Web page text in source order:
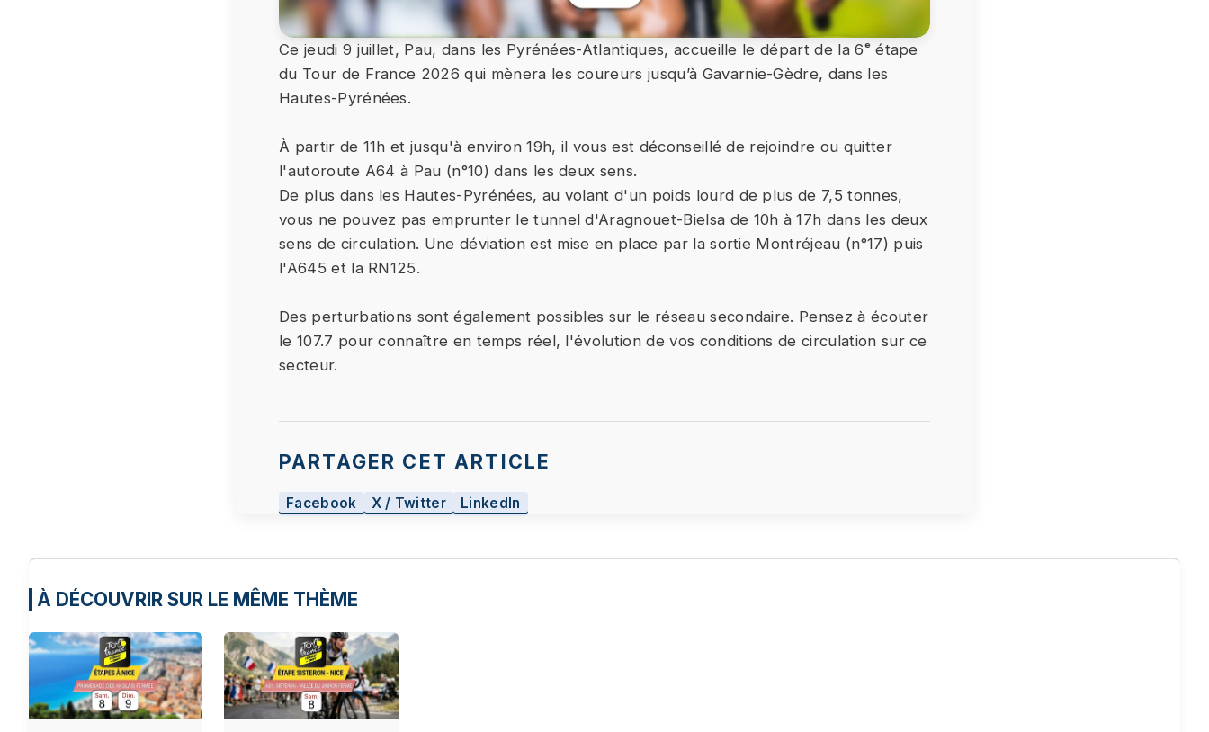
Ce jeudi 9 juillet, Pau, dans les Pyrénées-Atlantiques, accueille le départ de la 6ᵉ étape
du Tour de France 2026 qui mènera les coureurs jusqu’à Gavarnie-Gèdre, dans les
Hautes-Pyrénées.
À partir de 11h et jusqu'à environ 19h, il vous est déconseillé de rejoindre ou quitter
l'autoroute A64 à Pau (n°10) dans les deux sens.
De plus dans les Hautes-Pyrénées, au volant d'un poids lourd de plus de 7,5 tonnes,
vous ne pouvez pas emprunter le tunnel d'Aragnouet-Bielsa de 10h à 17h dans les deux
sens de circulation. Une déviation est mise en place par la sortie Montréjeau (n°17) puis
l'A645 et la RN125.
Des perturbations sont également possibles sur le réseau secondaire. Pensez à écouter
le 107.7 pour connaître en temps réel, l'évolution de vos conditions de circulation sur ce
secteur.
PARTAGER CET ARTICLE
Facebook X / Twitter LinkedIn
À DÉCOUVRIR SUR LE MÊME THÈME